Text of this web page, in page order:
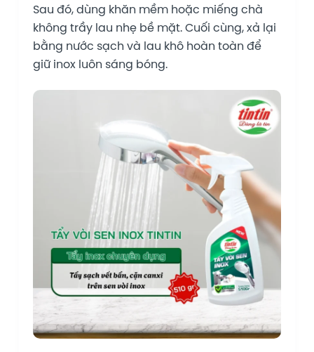
Sau đó, dùng khăn mềm hoặc miếng chà
không trầy lau nhẹ bề mặt. Cuối cùng, xả lại
bằng nước sạch và lau khô hoàn toàn để
giữ inox luôn sáng bóng.